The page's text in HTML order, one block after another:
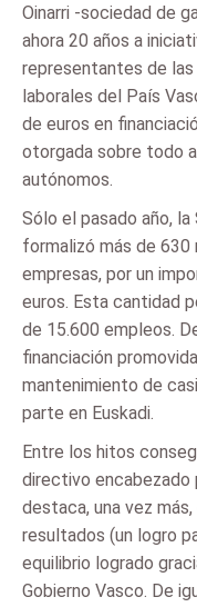
Oinarri -sociedad de
ahora 20 años a
representantes de
laborales del País
de euros en
otorgada sobre todo
autónomos.
Sólo el pasado año,
formalizó más de 630
empresas, por un
euros. Esta cantidad
de 15.600 empleos.
financiación
mantenimiento de
parte en Euskadi.
Entre los hitos
directivo encabezado
destaca, una vez
resultados (un logro
equilibrio logrado
Gobierno Vasco. De